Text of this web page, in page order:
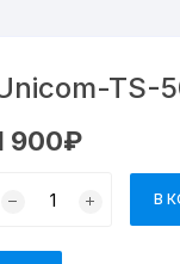
TS-
900₽
В